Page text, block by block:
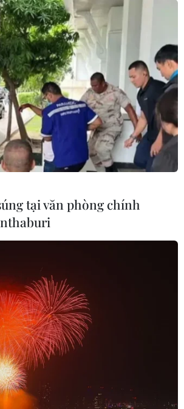
tại văn phòng chính